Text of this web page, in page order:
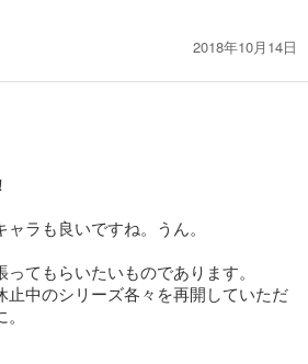
2018年10月14日
ラも良いですね。うん。
てもらいたいものであります。
止中のシリーズ各々を再開していただ